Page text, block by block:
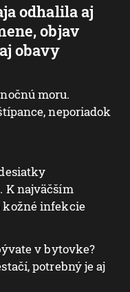
odhalila aj
objav
obavy
moru.
neporiadok
K najväčším
kožné infekcie
v bytovke?
potrebný je aj